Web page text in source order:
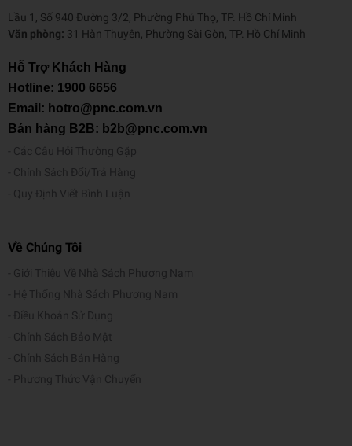
Lầu 1, Số 940 Đường 3/2, Phường Phú Thọ, TP. Hồ Chí Minh
Văn phòng: 31 Hàn Thuyên, Phường Sài Gòn, TP. Hồ Chí Minh
Hỗ Trợ Khách Hàng
Hotline: 1900 6656
Email: hotro@pnc.com.vn
Bán hàng B2B: b2b@pnc.com.vn
Các Câu Hỏi Thường Gặp
Chính Sách Đổi/Trả Hàng
Quy Định Viết Bình Luận
Về Chúng Tôi
Giới Thiệu Về Nhà Sách Phương Nam
Hệ Thống Nhà Sách Phương Nam
Điều Khoản Sử Dụng
Chính Sách Bảo Mật
Chính Sách Bán Hàng
Phương Thức Vận Chuyển